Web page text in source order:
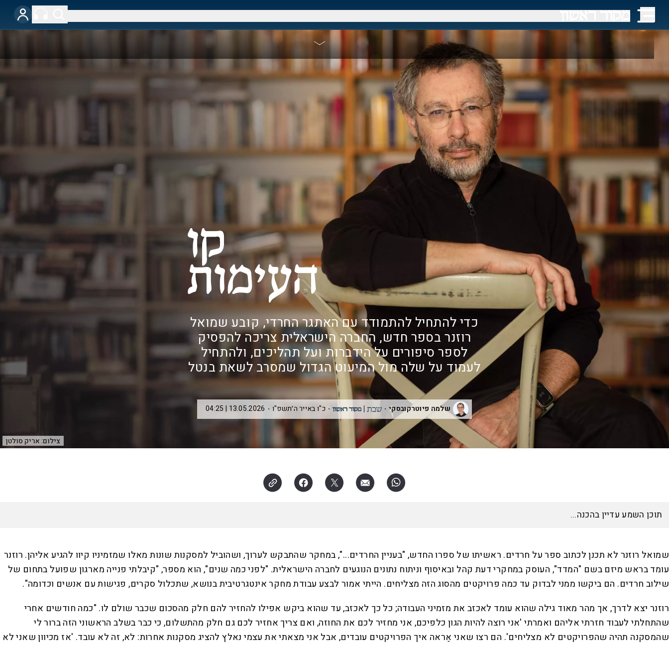
צילום:אריק סולטן
כדי להתחיל להתמודד עם האתגר החרדי, קובע שמואל
רוזנר בספר חדש, החברה הישראלית צריכה להפסיק
לספר סיפורים על הידברות ועל תהליכים, ולהתחיל
לעמוד על שלה מול המיעוט הגדול שמסרב לשאת בנטל
שלמה פיוטרקובסקי כ"ו באייר ה׳תשפ"ו 13.05.2026 | 04:25
שמואל רוזנר לא תכנן לכתוב ספר על חרדים. ראשיתו של ספרו החדש, "בעניין החרדים...", במחקר שהתבקש לערוך, ושהוביל למסקנות שונות מאלו שמזמיניו קיוו להגיע אליהן. רוזנר
עומד בראש מיזם בשם "המדד", העוסק במחקרי דעת קהל ובאיסוף וניתוח נתונים הנוגעים לחברה הישראלית. "לפני כמה שנים", הוא מספר, "קיבלתי פנייה מארגון שפועל בתחום של
שילוב חרדים. הם ביקשו ממני לבדוק עד כמה פרויקטים מהסוג הזה מצליחים. הייתי אמור לבצע עבודת מחקר אינטגרטיבית בנושא, שתכלול סקרים, פגישות עם אנשים וכדומה".
רוזנר יצא לדרך, אך מהר מאוד גילה שהוא עומד לאכזב את מזמיני העבודה; כל כך לאכזב, עד שהוא ביקש אפילו להחזיר להם חלק מהסכום שכבר שולם לו. "כמה חודשים אחרי
שהתחלתי לעבוד חזרתי אליהם ואמרתי 'אני רוצה להיות הגון כלפיכם, אני מחזיר לכם את החוזה, ואם צריך אחזיר לכם גם חלק מהתשלום, כי כבר בשלב הראשוני הזה ברור לי
שהמסקנה תהיה שהפרויקטים לא מצליחים'. הם רצו שאני אַראה איך הפרויקטים עובדים, אבל אני מצאתי את עצמי נאלץ להציג מסקנות אחרות: לא, זה לא עובד. 'אז מכיוון שאני לא